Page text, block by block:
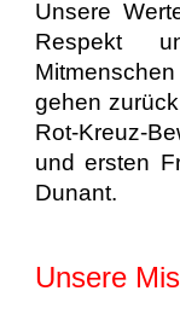
Unsere
Respekt
gehen
Rot-Kreuz-
und ersten
Dunant.
Unsere